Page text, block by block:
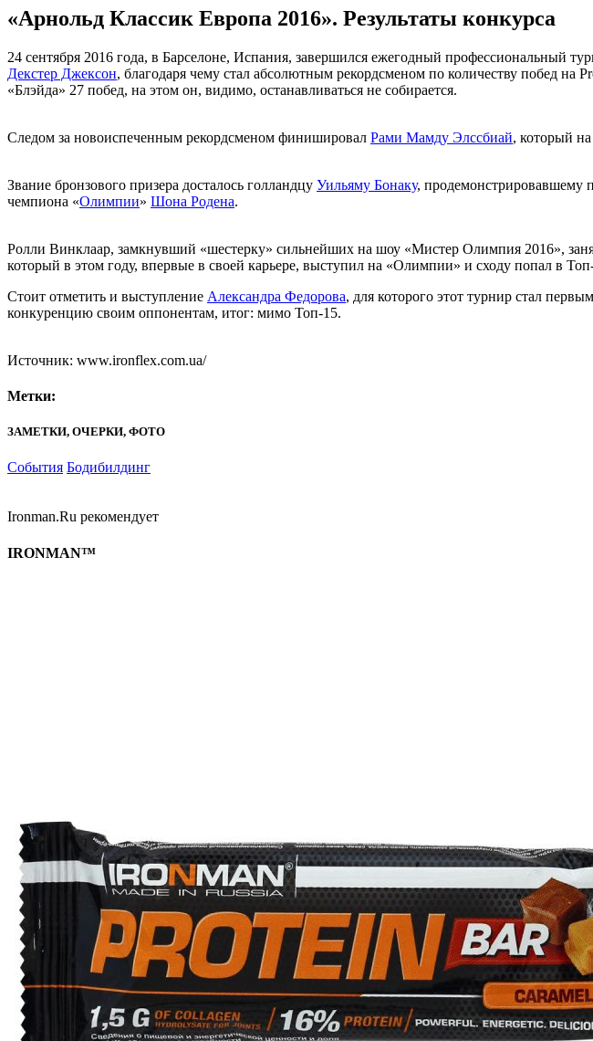
«Арнольд Классик Европа 2016». Результаты конкурса
24 сентября 2016 года, в Барселоне, Испания, завершился ежегодный профессиональный
Декстер Джексон, благодаря чему стал абсолютным рекордсменом по количеству побед на
«Блэйда» 27 побед, на этом он, видимо, останавливаться не собирается.
Следом за новоиспеченным рекордсменом финишировал Рами Мамду Элссбиай, который
Звание бронзового призера досталось голландцу Уильяму Бонаку, продемонстрировавшему
чемпиона «Олимпии» Шона Родена.
Ролли Винклаар, замкнувший «шестерку» сильнейших на шоу «Мистер Олимпия 2016»,
который в этом году, впервые в своей карьере, выступил на «Олимпии» и сходу попал в
Стоит отметить и выступление Александра Федорова, для которого этот турнир стал
конкуренцию своим оппонентам, итог: мимо Топ-15.
Источник: www.ironflex.com.ua/
Метки:
ЗАМЕТКИ, ОЧЕРКИ, ФОТО
События Бодибилдинг
Ironman.Ru рекомендует
IRONMAN™